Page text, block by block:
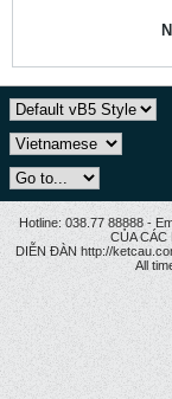
Hotline: 038.77 88888 -
CỦA CÁC
DIỄN ĐÀN http://
All